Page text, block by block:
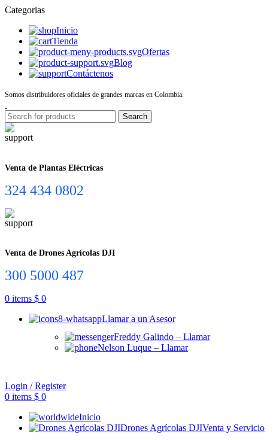
Categorias
Inicio
Tienda
Ofertas
Blog
Contáctenos
Somos distribuidores oficiales de grandes marcas en Colombia.
Search
Venta de Plantas Eléctricas
324 434 0802
Venta de Drones Agrícolas DJI
300 5000 487
0 items $ 0
Llamar a un Asesor
Freddy Galindo – Llamar
Nelson Luque – Llamar
Login / Register
0 items $ 0
Inicio
Drones Agrícolas DJIVenta y Servicio